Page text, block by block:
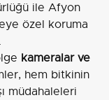
ile Afyon
özel koruma
kameralar ve
hem bitkinin
müdahaleleri